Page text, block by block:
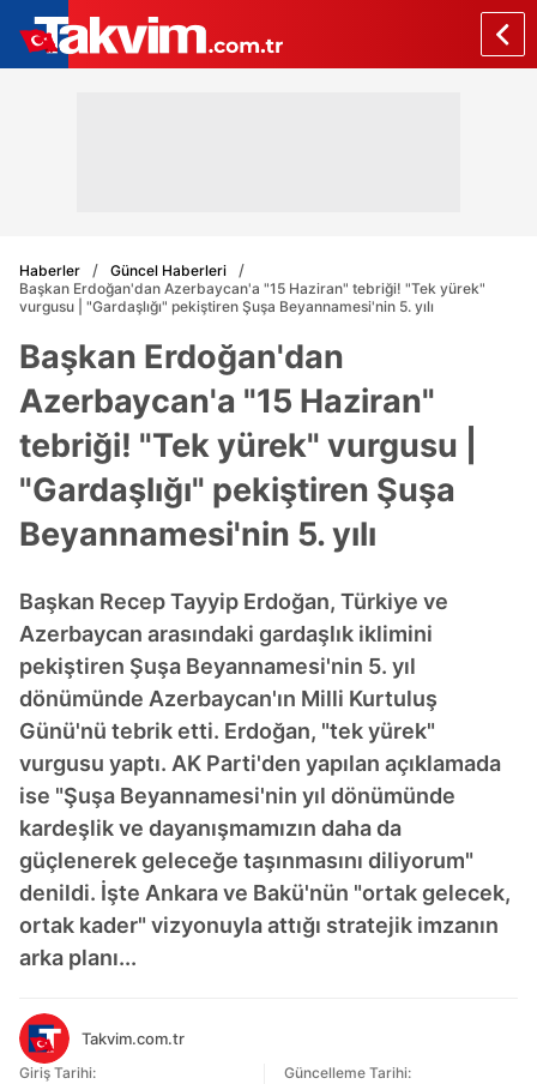
Haberler
Güncel Haberleri
Başkan Erdoğan'dan Azerbaycan'a "15 Haziran" tebriği! "Tek yürek"
vurgusu | "Gardaşlığı" pekiştiren Şuşa Beyannamesi'nin 5. yılı
Başkan Erdoğan'dan
Azerbaycan'a "15 Haziran"
tebriği! "Tek yürek" vurgusu |
"Gardaşlığı" pekiştiren Şuşa
Beyannamesi'nin 5. yılı
Başkan Recep Tayyip Erdoğan, Türkiye ve
Azerbaycan arasındaki gardaşlık iklimini
pekiştiren Şuşa Beyannamesi'nin 5. yıl
dönümünde Azerbaycan'ın Milli Kurtuluş
Günü'nü tebrik etti. Erdoğan, "tek yürek"
vurgusu yaptı. AK Parti'den yapılan açıklamada
ise "Şuşa Beyannamesi'nin yıl dönümünde
kardeşlik ve dayanışmamızın daha da
güçlenerek geleceğe taşınmasını diliyorum"
denildi. İşte Ankara ve Bakü'nün "ortak gelecek,
ortak kader" vizyonuyla attığı stratejik imzanın
arka planı...
Takvim.com.tr
Giriş Tarihi:
Güncelleme Tarihi: